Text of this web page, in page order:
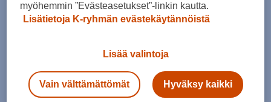
Kokotaulukko
myöhemmin ”Evästeasetukset”-linkin kautta.
Lisätietoja K-ryhmän evästekäytännöistä
Lisää valintoja
Vain välttämättömät Hyväksy kaikki